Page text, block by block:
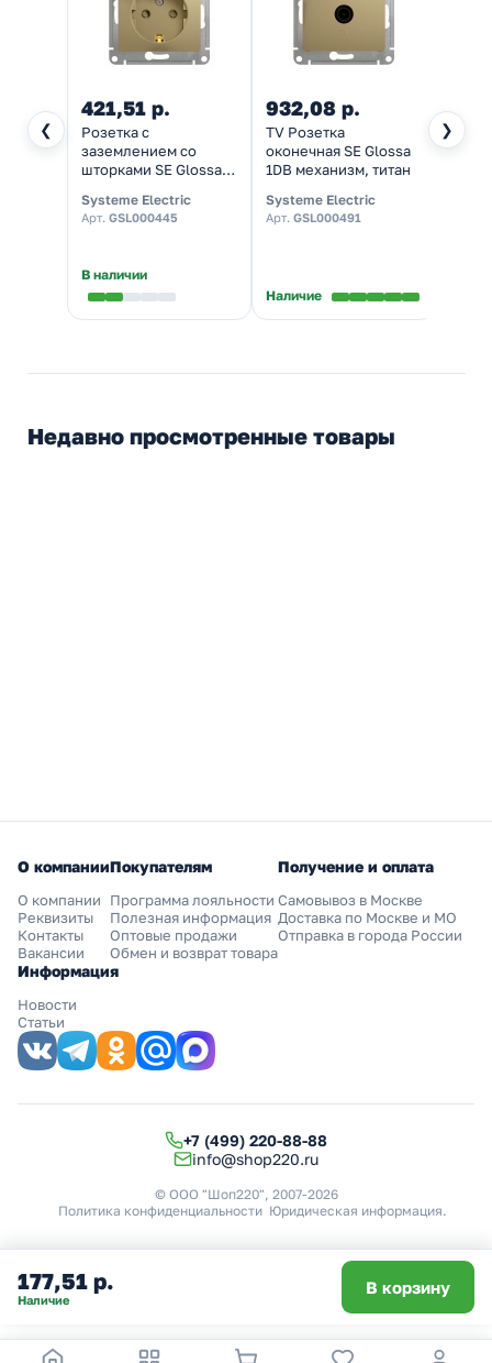
❮ ❯
421,51 р.
Розетка с
заземлением со
шторками SE Glossa
Systeme Electric
Арт. GSL000445
В наличии
932,08 р.
TV Розетка
оконечная SE Glossa
1DB механизм, титан
Systeme Electric
Арт. GSL000491
Наличие
IP44
Недавно просмотренные товары
177,51 р.
Наличие
В корзину
О компании
О компании
Реквизиты
Контакты
Вакансии
Покупателям
Программа лояльности
Полезная информация
Оптовые продажи
Обмен и возврат товара
Получение и оплата
Самовывоз в Москве
Доставка по Москве и МО
Отправка в города России
Информация
Новости
Статьи
+7 (499) 220-88-88
info@shop220.ru
© ООО "Шоп220", 2007-2026
Политика конфиденциальности Юридическая информация.